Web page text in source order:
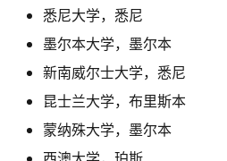
悉尼大学，悉尼
墨尔本大学，墨尔本
新南威尔士大学，悉尼
昆士兰大学，布里斯本
蒙纳殊大学，墨尔本